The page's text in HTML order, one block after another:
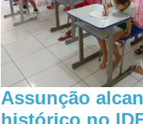
Assunção
histórico no